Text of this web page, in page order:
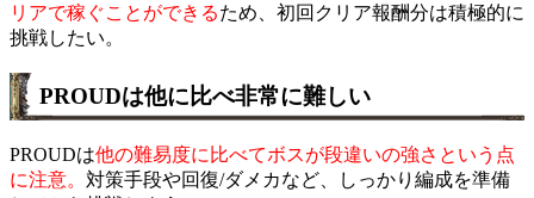
リアで稼ぐことができるため、初回クリア報酬分は積極的に
挑戦したい。
PROUDは他に比べ非常に難しい
PROUDは他の難易度に比べてボスが段違いの強さという点
に注意。 対策手段や回復/ダメカなど、しっかり編成を準備